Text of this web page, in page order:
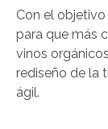
Con el
para que más
vinos
rediseño de la
ágil.